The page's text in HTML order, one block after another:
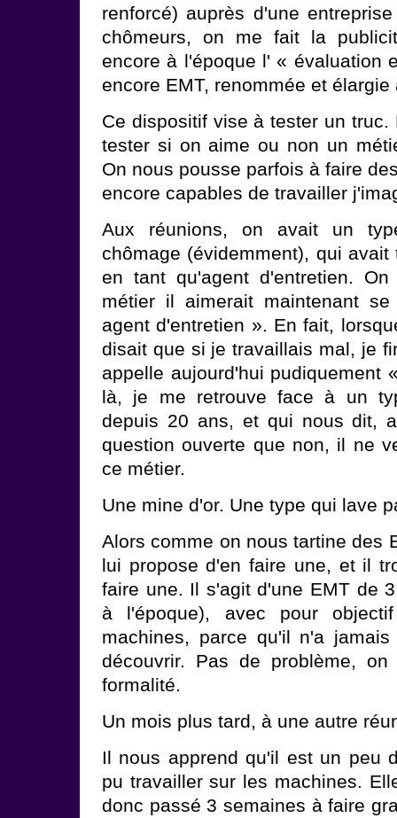
renforcé) auprès d'une
chômeurs, on me fait la
encore à l'époque l' « évaluation
encore EMT, renommée et
Ce dispositif vise à tester un
tester si on aime ou non un
On nous pousse parfois à faire
encore capables de travailler
Aux réunions, on avait un
chômage (évidemment), qui
en tant qu'agent d'entretien.
métier il aimerait maintenant
agent d'entretien ». En fait,
disait que si je travaillais mal, je
appelle aujourd'hui pudiquement
là, je me retrouve face à un
depuis 20 ans, et qui nous dit,
question ouverte que non, il ne
ce métier.
Une mine d'or. Une type qui lave
Alors comme on nous tartine des
lui propose d'en faire une, et il
faire une. Il s'agit d'une EMT de
à l'époque), avec pour
machines, parce qu'il n'a
découvrir. Pas de problème,
formalité.
Un mois plus tard, à une autre
Il nous apprend qu'il est un peu
pu travailler sur les machines.
donc passé 3 semaines à faire